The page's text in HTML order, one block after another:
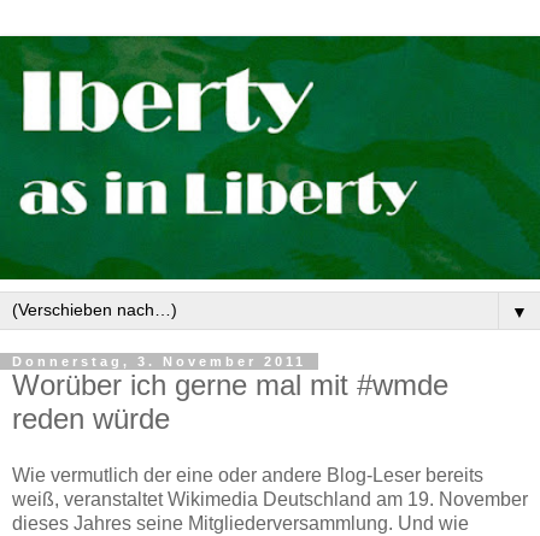
▼
Donnerstag, 3. November 2011
Worüber ich gerne mal mit #wmde
reden würde
Wie vermutlich der eine oder andere Blog-Leser bereits
weiß, veranstaltet Wikimedia Deutschland am 19. November
dieses Jahres seine Mitgliederversammlung. Und wie